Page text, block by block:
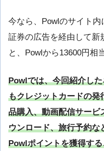
今なら、Powlのサイト
証券の広告を経由して新
と、Powlから13600円相
Powlでは、今回紹介し
もクレジットカードの発
品購入、動画配信サービ
ウンロード、旅行予約な
Powlポイントを獲得す